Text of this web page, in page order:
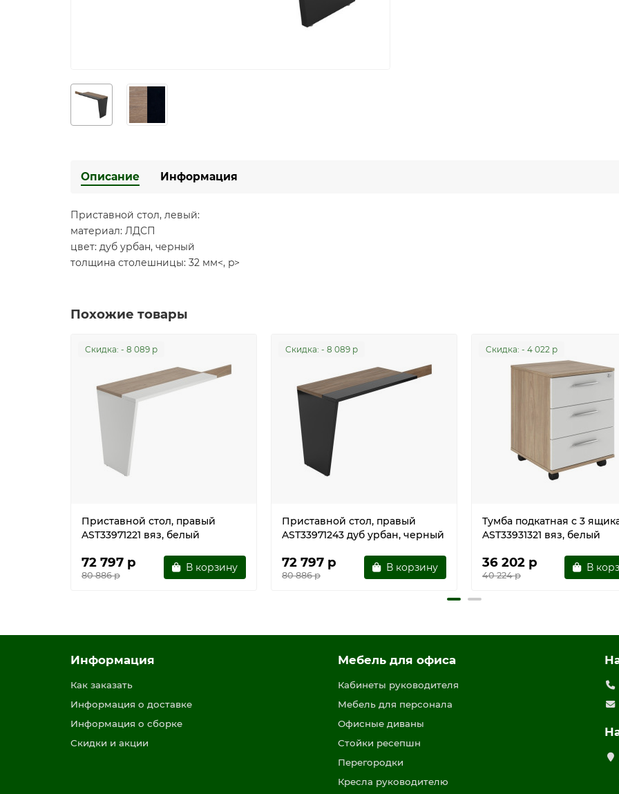
Описание Информация
Приставной стол, левый:
материал: ЛДСП
цвет: дуб урбан, черный
толщина столешницы: 32 мм<, p>
Похожие товары
Cкидка: - 8 089 р
Приставной стол, правый
AST33971221 вяз, белый
72 797 р
80 886 р
В корзину
Cкидка: - 8 089 р
Приставной стол, правый
AST33971243 дуб урбан, черный
72 797 р
80 886 р
В корзину
Cкидка: - 4 022 р
Тумба подкатная с 3
AST33931321 вяз, белый
36 202 р
40 224 р
В
Информация
Как заказать
Информация о доставке
Информация о сборке
Скидки и акции
Мебель для офиса
Кабинеты руководителя
Мебель для персонала
Офисные диваны
Стойки ресепшн
Перегородки
Кресла руководителю